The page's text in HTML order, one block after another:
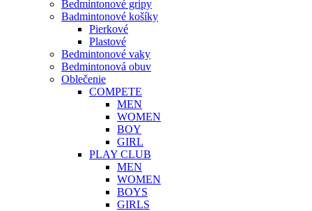
Bedmintonové gripy
Badmintonové košíky
Pierkové
Plastové
Bedmintonové vaky
Bedmintonová obuv
Oblečenie
COMPETE
MEN
WOMEN
BOY
GIRL
PLAY CLUB
MEN
WOMEN
BOYS
GIRLS